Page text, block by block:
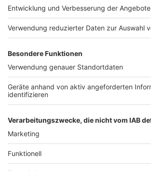
Gewalt gegen Polizisten in
Höchststand.
Ursachen: gesellschaftliche
Alkoholmissbrauch.
Strafrechtsverschärfung.
Langfristiger gesellschaftlicher
erforderlich.